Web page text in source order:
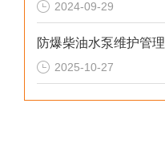
2024-09-29
防爆柴油水泵维护管理
2025-10-27